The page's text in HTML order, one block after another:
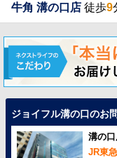
牛角 溝の口店 徒歩9
ジョイフル溝の口のお
溝の
JR東